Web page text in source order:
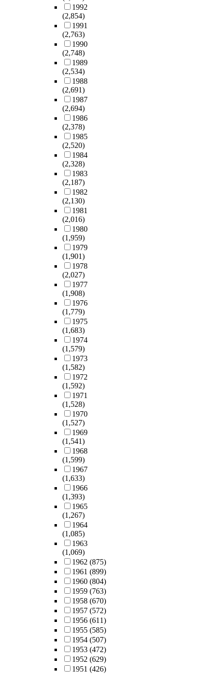
1992
(2,854)
1991
(2,763)
1990
(2,748)
1989
(2,534)
1988
(2,691)
1987
(2,694)
1986
(2,378)
1985
(2,520)
1984
(2,328)
1983
(2,187)
1982
(2,130)
1981
(2,016)
1980
(1,959)
1979
(1,901)
1978
(2,027)
1977
(1,908)
1976
(1,779)
1975
(1,683)
1974
(1,579)
1973
(1,582)
1972
(1,592)
1971
(1,528)
1970
(1,527)
1969
(1,541)
1968
(1,599)
1967
(1,633)
1966
(1,393)
1965
(1,267)
1964
(1,085)
1963
(1,069)
1962 (875)
1961 (899)
1960 (804)
1959 (763)
1958 (670)
1957 (572)
1956 (611)
1955 (585)
1954 (507)
1953 (472)
1952 (629)
1951 (426)